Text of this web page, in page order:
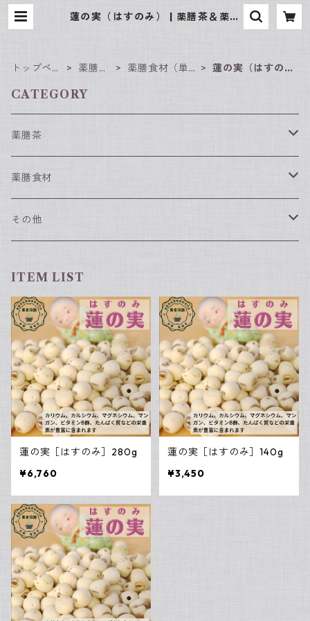
蓮の実（はすのみ） | 薬膳茶＆薬膳
トップペー
薬膳食
薬膳食材（単
蓮の実（はすの
CATEGORY
薬膳茶
春におすすめの薬膳茶
夏におすすめの薬膳茶
冬におすすめの薬膳茶
一年中飲んで欲しい養生茶
全部食べる薬膳茶
美麗茶会 飲み比べセット
薬膳食材
薬膳食材（単品）
枸杞の実
黒きくらげ
白きくらげ
金針菜（きんしんさい）
竜眼（りゅうがん）
蓮の実（はすのみ）
山査子（さんざし）
百合（ゆり）
桑の実（くわのみ）
薬膳スィーツセット
薬膳鍋・スープ
中医ダイエットセット
その他
グッズ
ITEM LIST
蓮の実［はすのみ］280g
¥6,760
蓮の実［はすのみ］140g
¥3,450